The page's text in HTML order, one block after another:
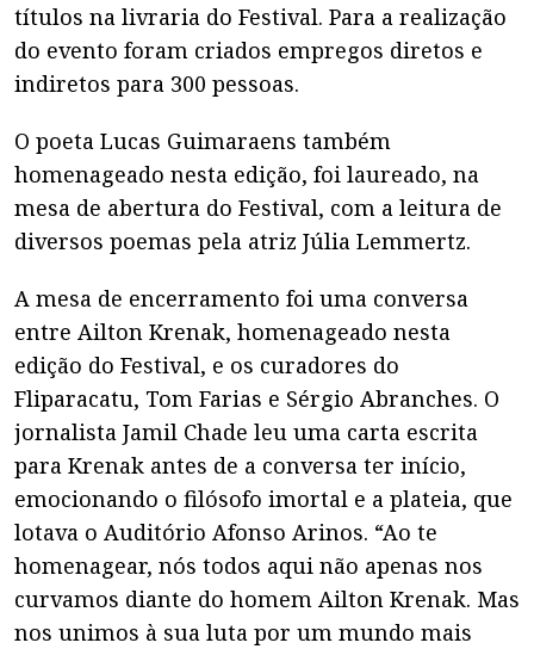
títulos na livraria do Festival. Para a realização
do evento foram criados empregos diretos e
indiretos para 300 pessoas.
O poeta Lucas Guimaraens também
homenageado nesta edição, foi laureado, na
mesa de abertura do Festival, com a leitura de
diversos poemas pela atriz Júlia Lemmertz.
A mesa de encerramento foi uma conversa
entre Ailton Krenak, homenageado nesta
edição do Festival, e os curadores do
Fliparacatu, Tom Farias e Sérgio Abranches. O
jornalista Jamil Chade leu uma carta escrita
para Krenak antes de a conversa ter início,
emocionando o filósofo imortal e a plateia, que
lotava o Auditório Afonso Arinos. “Ao te
homenagear, nós todos aqui não apenas nos
curvamos diante do homem Ailton Krenak. Mas
nos unimos à sua luta por um mundo mais